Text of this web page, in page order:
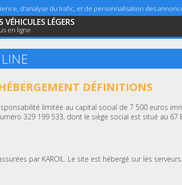
d'analyse du trafic, et de personnalisation des
LÉGERS
en ligne
DÉFINITIONS
limitée au capital social de 7 500 euros
329 199 533, dont le siège social est situé au 67
par KAROIL. Le site est hébergé sur les